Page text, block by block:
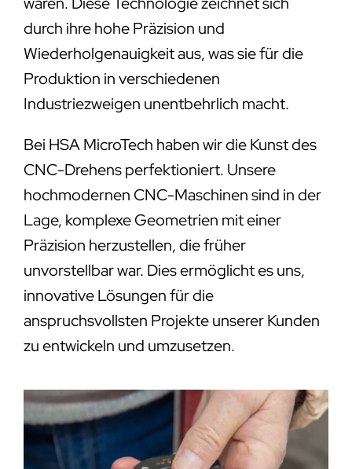
durch ihre hohe Präzision und
Wiederholgenauigkeit aus, was sie für die
Produktion in verschiedenen
Industriezweigen unentbehrlich macht.
Bei HSA MicroTech haben wir die Kunst des
CNC-Drehens perfektioniert. Unsere
hochmodernen CNC-Maschinen sind in der
Lage, komplexe Geometrien mit einer
Präzision herzustellen, die früher
unvorstellbar war. Dies ermöglicht es uns,
innovative Lösungen für die
anspruchsvollsten Projekte unserer Kunden
zu entwickeln und umzusetzen.